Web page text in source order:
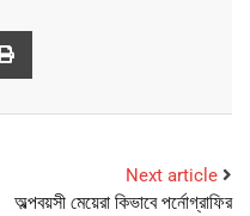
Next article
অল্পবয়সী মেয়েরা কিভাবে পর্নোগ্রাফির